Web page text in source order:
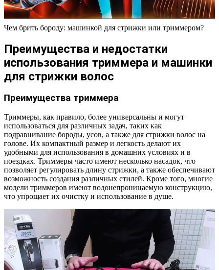
Чем брить бороду: машинкой для стрижки или триммером?
Преимущества и недостатки
использования триммера и машинки
для стрижки волос
Преимущества триммера
Триммеры, как правило, более универсальны и могут
использоваться для различных задач, таких как
подравнивание бороды, усов, а также для стрижки волос на
голове. Их компактный размер и легкость делают их
удобными для использования в домашних условиях и в
поездках. Триммеры часто имеют несколько насадок, что
позволяет регулировать длину стрижки, а также обеспечивают
возможность создания различных стилей. Кроме того, многие
модели триммеров имеют водонепроницаемую конструкцию,
что упрощает их очистку и использование в душе.